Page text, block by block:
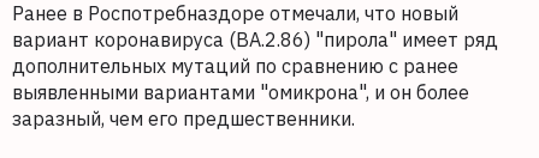
Ранее в Роспотребназдоре отмечали, что новый
вариант коронавируса (BA.2.86) "пирола" имеет ряд
дополнительных мутаций по сравнению с ранее
выявленными вариантами "омикрона", и он более
заразный, чем его предшественники.